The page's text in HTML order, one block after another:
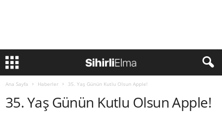
Ana Sayfa Haberler 35. Yaş Günün Kutlu Olsun Apple!
35. Yaş Günün Kutlu Olsun Apple!